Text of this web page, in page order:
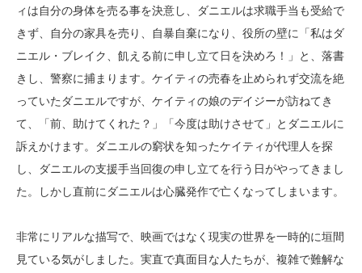
ィは自分の身体を売る事を決意し、ダニエルは求職手当も受給で
きず、自分の家具を売り、自暴自棄になり、役所の壁に「私はダ
ニエル・ブレイク、飢える前に申し立て日を決めろ！」と、落書
きし、警察に捕まります。ケイティの売春を止められず交流を絶
っていたダニエルですが、ケイティの娘のデイジーが訪ねてき
て、「前、助けてくれた？」「今度は助けさせて」とダニエルに
訴えかけます。ダニエルの窮状を知ったケイティが代理人を探
し、ダニエルの支援手当回復の申し立てを行う日がやってきまし
た。しかし直前にダニエルは心臓発作で亡くなってしまいます。
非常にリアルな描写で、映画ではなく現実の世界を一時的に垣間
見ている気がしました。実直で真面目な人たちが、複雑で難解な